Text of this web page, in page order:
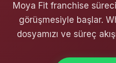
Moya Fit franchise
görüşmesiyle başlar.
dosyamızı ve süreç